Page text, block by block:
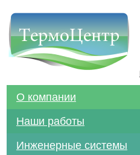
О компании
Наши работы
Инженерные системы